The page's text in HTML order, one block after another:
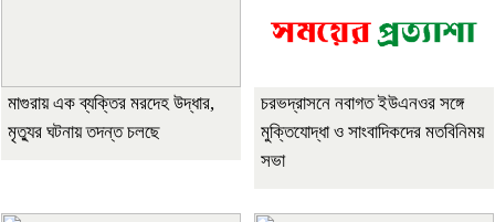
মাগুরায় এক ব্যক্তির মরদেহ উদ্ধার,
মৃত্যুর ঘটনায় তদন্ত চলছে
চরভদ্রাসনে নবাগত ইউএনওর সঙ্গে
মুক্তিযোদ্ধা ও সাংবাদিকদের মতবিনিময়
সভা